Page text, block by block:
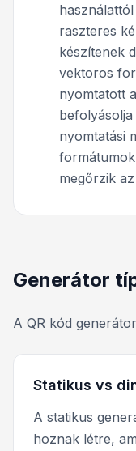
raszteres
készítenek
vektoros
nyomtatott
nyomtatási
megőrzik
Generátor
A QR kód
Statikus vs
A statikus
hoznak létre,